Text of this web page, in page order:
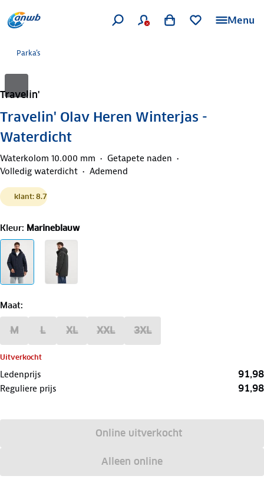
Menu
Parka's
Travelin'
Travelin' Olav Heren Winterjas -
Waterdicht
Waterkolom 10.000 mm
Getapete naden
Volledig waterdicht
Ademend
klant: 8.7
Kleur: Marineblauw
Maat:
M L XL XXL 3XL
Uitverkocht
Ledenprijs 91,98
Reguliere prijs 91,98
Online uitverkocht
Alleen online